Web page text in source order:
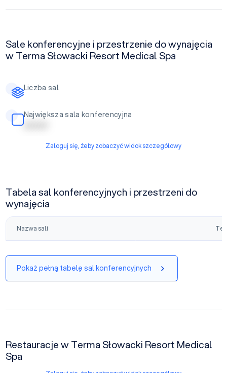
Sale konferencyjne i przestrzenie do wynajęcia
w Terma Słowacki Resort Medical Spa
Liczba sal
Największa sala konferencyjna
| | | | | | | |
Zaloguj się, żeby zobaczyć widok szczegółowy
Tabela sal konferencyjnych i przestrzeni do
wynajęcia
Nazwa sali
Pokaż pełną tabelę sal konferencyjnych
Restauracje w Terma Słowacki Resort Medical
Spa